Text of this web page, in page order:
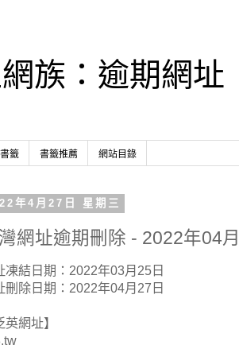
網族：逾期網址
籤 書籤推薦 網站目錄
年4月27日 星期三
網址逾期刪除 - 2022年04
凍結日期：2022年03月25日
刪除日期：2022年04月27日
英網址】